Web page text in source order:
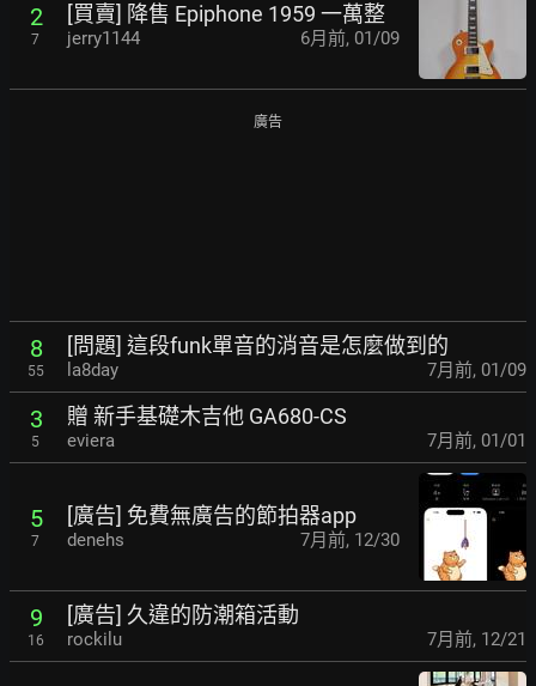
2
7
[買賣] 降售 Epiphone 1959 一萬整
jerry1144 6月前, 01/09
廣告
8
55
[問題] 這段funk單音的消音是怎麼做到的
la8day 7月前, 01/09
3
5
贈 新手基礎木吉他 GA680-CS
eviera 7月前, 01/01
5
7
[廣告] 免費無廣告的節拍器app
denehs 7月前, 12/30
9
16
[廣告] 久違的防潮箱活動
rockilu 7月前, 12/21